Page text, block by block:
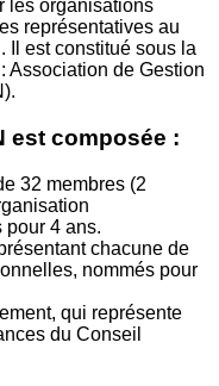
les organisations
représentatives au
Il est constitué sous la
Association de Gestion
est composée :
32 membres (2
pour 4 ans.
chacune de
nommés pour
qui représente
du Conseil